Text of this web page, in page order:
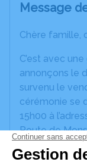
Message
Chère famille,
C’est avec
annonçons le
survenu le
cérémonie se
15h00 à
Route de
Nous vous